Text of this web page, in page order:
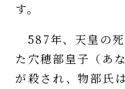
す。
587年、天皇の
た穴穂部皇子（あ
が殺され、物部氏